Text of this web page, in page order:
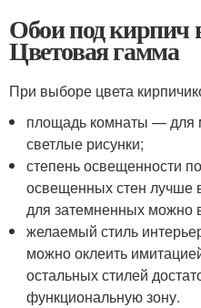
Обои под кирпич
Цветовая гамма
При выборе цвета
площадь комнаты — для
светлые рисунки;
степень освещенности
освещенных стен лучше
для затемненных можно
желаемый стиль
можно оклеить
остальных стилей
функциональную зону.